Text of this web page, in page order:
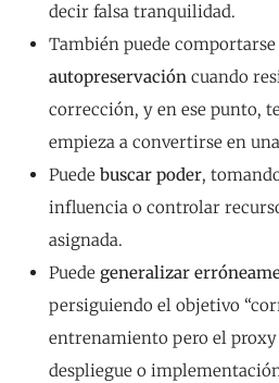
decir falsa tranquilidad.
También puede
autopreservación cuando
corrección, y en ese punto,
empieza a convertirse en
Puede buscar poder,
influencia o controlar
asignada.
Puede generalizar
persiguiendo el objetivo
entrenamiento pero el proxy
despliegue o